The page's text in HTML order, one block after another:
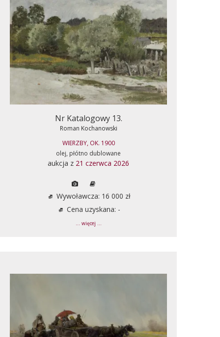
Nr Katalogowy 13.
Roman Kochanowski
WIERZBY, OK. 1900
olej, płótno dublowane
aukcja z 21 czerwca 2026
Wywoławcza: 16 000 zł
Cena uzyskana: -
... więcej ...